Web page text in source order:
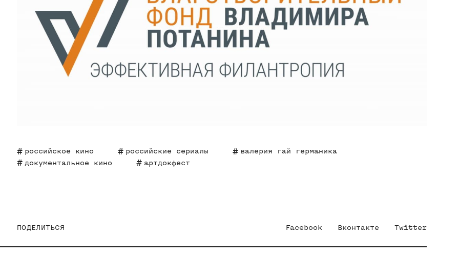
российское кино российские сериалы
валерия гай германика
документальное кино
артдокфест
ПОДЕЛИТЬСЯ Facebook Вконтакте Twitter